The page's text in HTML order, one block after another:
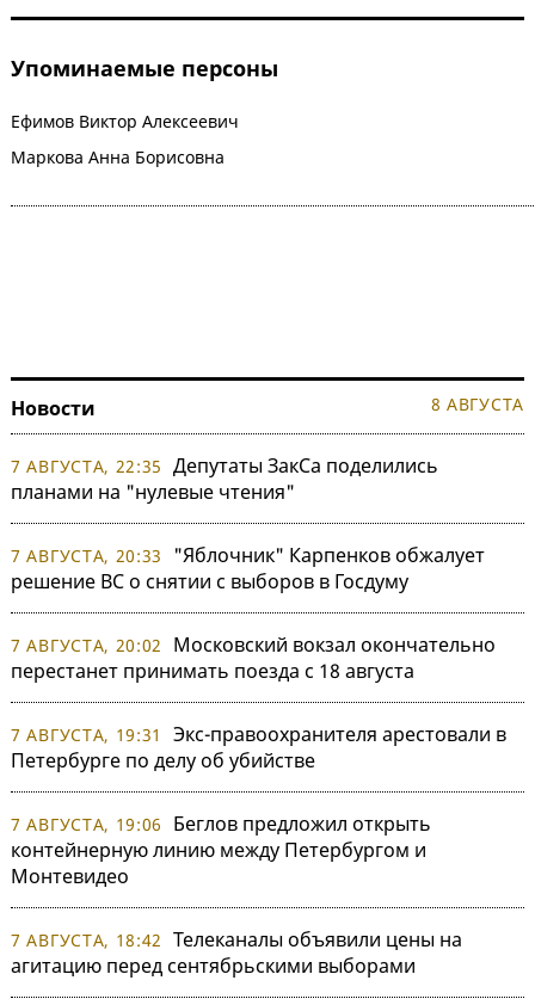
Упоминаемые персоны
Ефимов Виктор Алексеевич
Маркова Анна Борисовна
Новости 8 АВГУСТА
7 АВГУСТА, 22:35 Депутаты ЗакСа поделились
планами на "нулевые чтения"
7 АВГУСТА, 20:33
"Яблочник" Карпенков обжалует
решение ВС о снятии с выборов в Госдуму
7 АВГУСТА, 20:02
Московский вокзал окончательно
перестанет принимать поезда с 18 августа
7 АВГУСТА, 19:31
Экс-правоохранителя арестовали в
Петербурге по делу об убийстве
7 АВГУСТА, 19:06
Беглов предложил открыть
контейнерную линию между Петербургом и
Монтевидео
7 АВГУСТА, 18:42 Телеканалы объявили цены на
агитацию перед сентябрьскими выборами